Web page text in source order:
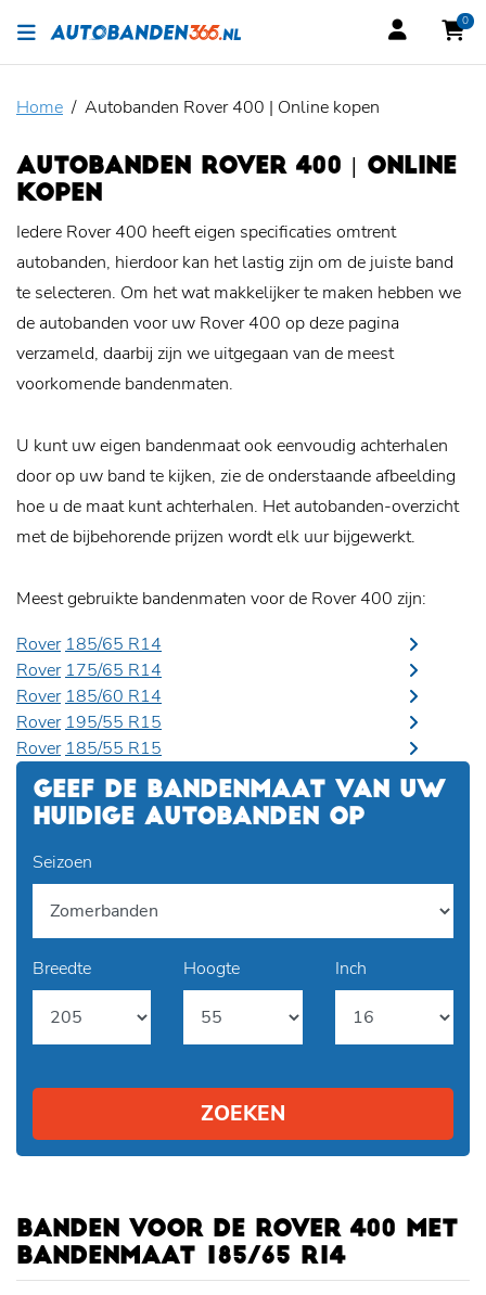
0
Home Autobanden Rover 400 | Online kopen
AUTOBANDEN ROVER 400 | ONLINE
KOPEN
Iedere Rover 400 heeft eigen specificaties omtrent
autobanden, hierdoor kan het lastig zijn om de juiste band
te selecteren. Om het wat makkelijker te maken hebben we
de autobanden voor uw Rover 400 op deze pagina
verzameld, daarbij zijn we uitgegaan van de meest
voorkomende bandenmaten.
U kunt uw eigen bandenmaat ook eenvoudig achterhalen
door op uw band te kijken, zie de onderstaande afbeelding
hoe u de maat kunt achterhalen. Het autobanden-overzicht
met de bijbehorende prijzen wordt elk uur bijgewerkt.
Meest gebruikte bandenmaten voor de Rover 400 zijn:
Rover 185/65 R14
Rover 175/65 R14
Rover 185/60 R14
Rover 195/55 R15
Rover 185/55 R15
GEEF DE BANDENMAAT VAN UW
HUIDIGE AUTOBANDEN OP
Seizoen
Breedte Hoogte Inch
ZOEKEN
BANDEN VOOR DE ROVER 400 MET
BANDENMAAT 185/65 R14